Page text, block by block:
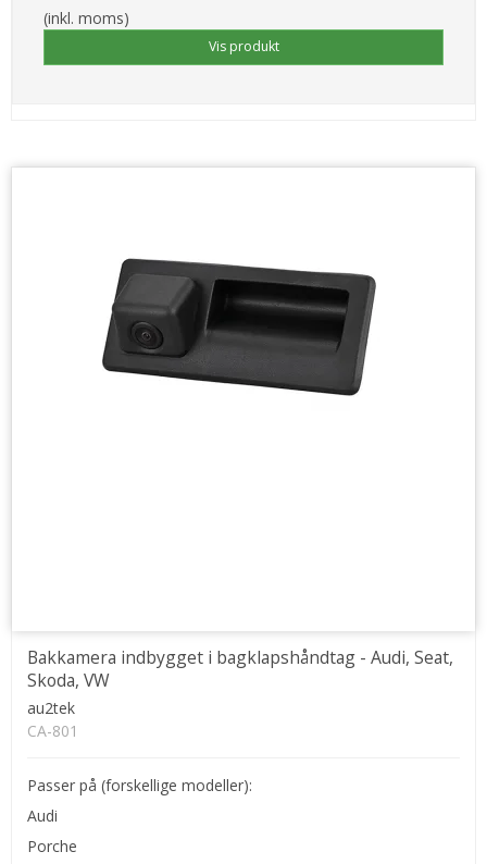
(inkl. moms)
Vis produkt
Bakkamera indbygget i bagklapshåndtag - Audi, Seat,
Skoda, VW
au2tek
CA-801
Passer på (forskellige modeller):
Audi
Porche